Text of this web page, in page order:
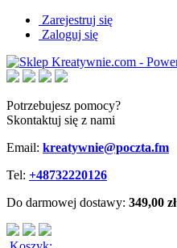
Zarejestruj się
Zaloguj się
Potrzebujesz pomocy?
Skontaktuj się z nami
Email: kreatywnie@poczta.fm
Tel: +48732220126
Do darmowej dostawy: 349,00 zł